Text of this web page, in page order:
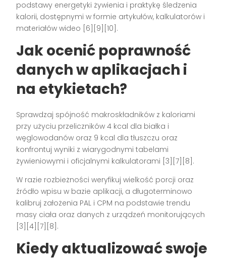
podstawy energetyki żywienia i praktykę śledzenia
kalorii, dostępnymi w formie artykułów, kalkulatorów i
materiałów wideo [6][9][10].
Jak ocenić poprawność
danych w aplikacjach i
na etykietach?
Sprawdzaj spójność makroskładników z kaloriami
przy użyciu przeliczników 4 kcal dla białka i
węglowodanów oraz 9 kcal dla tłuszczu oraz
konfrontuj wyniki z wiarygodnymi tabelami
żywieniowymi i oficjalnymi kalkulatorami [3][7][8].
W razie rozbieżności weryfikuj wielkość porcji oraz
źródło wpisu w bazie aplikacji, a długoterminowo
kalibruj założenia PAL i CPM na podstawie trendu
masy ciała oraz danych z urządzeń monitorujących
[3][4][7][8].
Kiedy aktualizować swoje